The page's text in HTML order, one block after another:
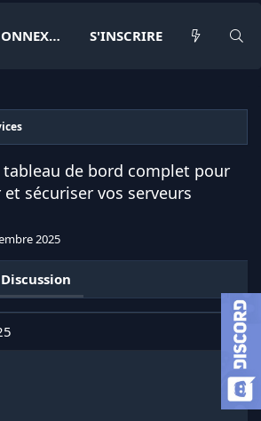
CONNEXION S'INSCRIRE
tableau de bord complet pour
sécuriser vos serveurs
2025
Discussion